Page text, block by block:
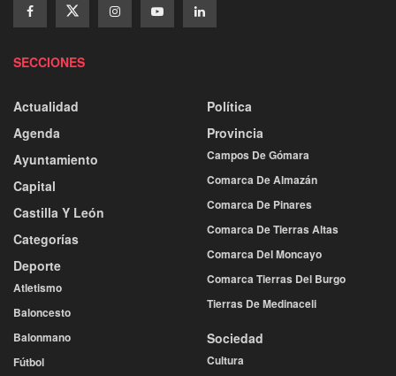
SECCIONES
Actualidad
Agenda
Ayuntamiento
Capital
Castilla Y León
Categorías
Deporte
Atletismo
Baloncesto
Balonmano
Fútbol
Política
Provincia
Campos De Gómara
Comarca De Almazán
Comarca De Pinares
Comarca De Tierras Altas
Comarca Del Moncayo
Comarca Tierras Del Burgo
Tierras De Medinaceli
Sociedad
Cultura